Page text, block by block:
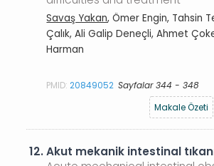
Savaş Yakan, Ömer Engin, Tahsin
Çalık, Ali Galip Deneçli, Ahmet
Harman
PMID:20849052 Sayfalar 344 - 348
Makale Özeti
12.Akut mekanik intestinal